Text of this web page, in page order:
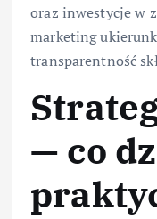
oraz inwestycje w
marketing
transparentność
— co